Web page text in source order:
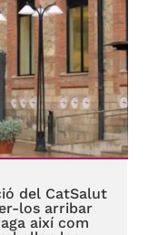
del CatSalut
los arribar
així com